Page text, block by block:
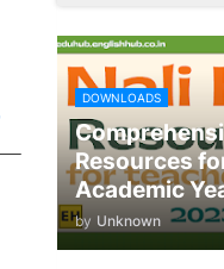
DOWNLOADS
Resources
Academic
by Unknown